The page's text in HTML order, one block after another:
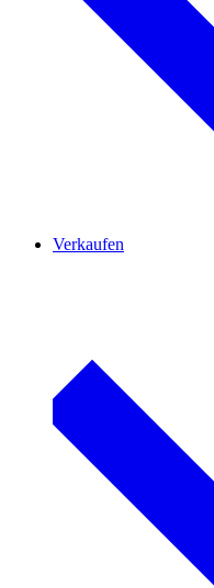
Verkaufen